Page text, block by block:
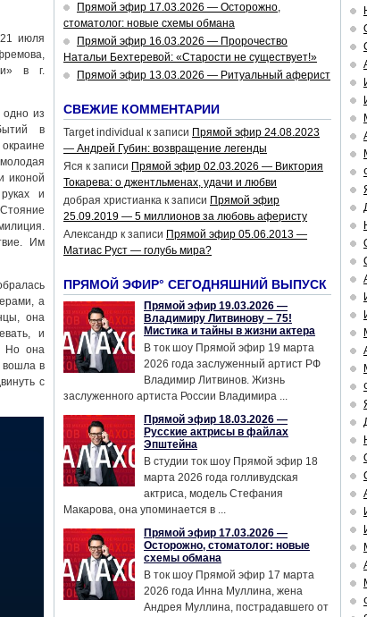
июля
в г.
из
в
иконой
и
Им
а
она
и
Но она
вошла в
с
Прямой эфир 17.03.2026 — Осторожно,
стоматолог: новые схемы обмана
Прямой эфир 16.03.2026 — Пророчество
Натальи Бехтеревой: «Старости не существует!»
Прямой эфир 13.03.2026 — Ритуальный аферист
СВЕЖИЕ КОММЕНТАРИИ
Target individual к записи Прямой эфир 24.08.2023
— Андрей Губин: возвращение легенды
Яся к записи Прямой эфир 02.03.2026 — Виктория
Токарева: о джентльменах, удачи и любви
добрая христианка к записи Прямой эфир
25.09.2019 — 5 миллионов за любовь аферисту
Александр к записи Прямой эфир 05.06.2013 —
Матиас Руст — голубь мира?
ПРЯМОЙ ЭФИР° СЕГОДНЯШНИЙ ВЫПУСК
Прямой эфир 19.03.2026 —
Владимиру Литвинову – 75!
Мистика и тайны в жизни актера
В ток шоу Прямой эфир 19 марта
2026 года заслуженный артист РФ
Владимир Литвинов. Жизнь
заслуженного артиста России Владимира ...
Прямой эфир 18.03.2026 —
Русские актрисы в файлах
Эпштейна
В студии ток шоу Прямой эфир 18
марта 2026 года голливудская
актриса, модель Стефания
Макарова, она упоминается в ...
Прямой эфир 17.03.2026 —
Осторожно, стоматолог: новые
схемы обмана
В ток шоу Прямой эфир 17 марта
2026 года Инна Муллина, жена
Андрея Муллина, пострадавшего от